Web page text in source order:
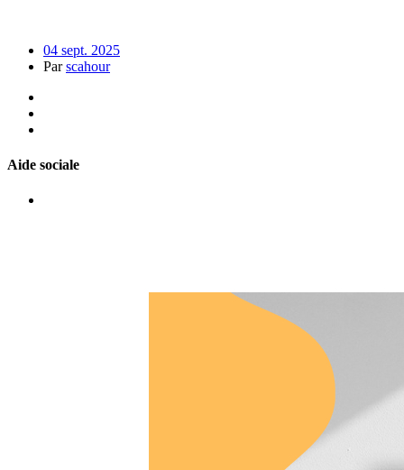
04 sept. 2025
Parscahour
Aide sociale